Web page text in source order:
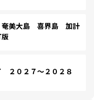
美大島 喜界島 加計
０２７～２０２８